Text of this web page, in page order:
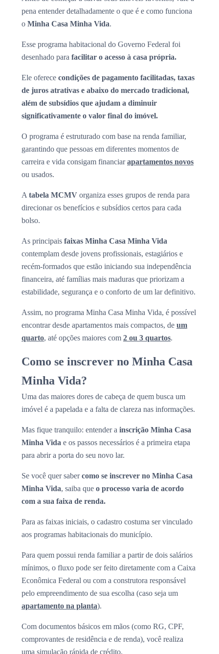
pena entender detalhadamente o que é e como funciona
o Minha Casa Minha Vida.
Esse programa habitacional do Governo Federal foi
desenhado para facilitar o acesso à casa própria.
Ele oferece condições de pagamento facilitadas, taxas
de juros atrativas e abaixo do mercado tradicional,
além de subsídios que ajudam a diminuir
significativamente o valor final do imóvel.
O programa é estruturado com base na renda familiar,
garantindo que pessoas em diferentes momentos de
carreira e vida consigam financiarapartamentos novos
ou usados.
A tabela MCMV organiza esses grupos de renda para
direcionar os benefícios e subsídios certos para cada
bolso.
As principais faixas Minha Casa Minha Vida
contemplam desde jovens profissionais, estagiários e
recém-formados que estão iniciando sua independência
financeira, até famílias mais maduras que priorizam a
estabilidade, segurança e o conforto de um lar definitivo.
Assim, no programa Minha Casa Minha Vida, é possível
encontrar desde apartamentos mais compactos, de um
quarto, até opções maiores com 2 ou 3 quartos.
Como se inscrever no Minha Casa
Minha Vida?
Uma das maiores dores de cabeça de quem busca um
imóvel é a papelada e a falta de clareza nas informações.
Mas fique tranquilo: entender a inscrição Minha Casa
Minha Vida e os passos necessários é a primeira etapa
para abrir a porta do seu novo lar.
Se você quer sabercomo se inscrever no Minha Casa
Minha Vida, saiba que o processo varia de acordo
com a sua faixa de renda.
Para as faixas iniciais, o cadastro costuma ser vinculado
aos programas habitacionais do município.
Para quem possui renda familiar a partir de dois salários
mínimos, o fluxo pode ser feito diretamente com a Caixa
Econômica Federal ou com a construtora responsável
pelo empreendimento de sua escolha (caso seja um
apartamento na planta).
Com documentos básicos em mãos (como RG, CPF,
comprovantes de residência e de renda), você realiza
uma simulação rápida de crédito.